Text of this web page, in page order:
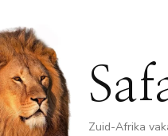
Zuid-Afrika